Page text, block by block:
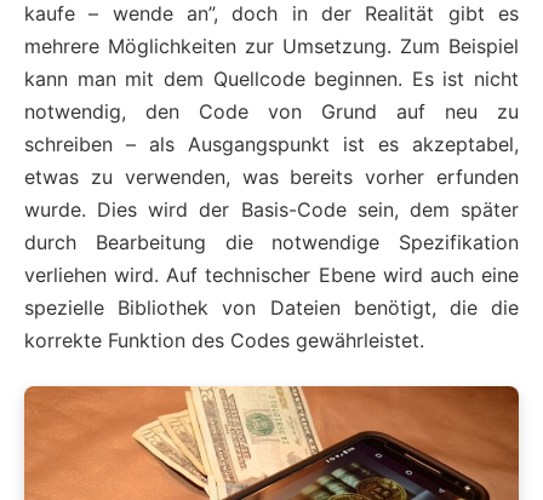
kaufe – wende an”, doch in der Realität gibt es
mehrere Möglichkeiten zur Umsetzung. Zum Beispiel
kann man mit dem Quellcode beginnen. Es ist nicht
notwendig, den Code von Grund auf neu zu
schreiben – als Ausgangspunkt ist es akzeptabel,
etwas zu verwenden, was bereits vorher erfunden
wurde. Dies wird der Basis-Code sein, dem später
durch Bearbeitung die notwendige Spezifikation
verliehen wird. Auf technischer Ebene wird auch eine
spezielle Bibliothek von Dateien benötigt, die die
korrekte Funktion des Codes gewährleistet.